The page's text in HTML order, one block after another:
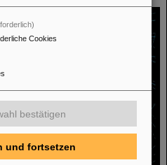
Cookies
bestätigen
und fortsetzen